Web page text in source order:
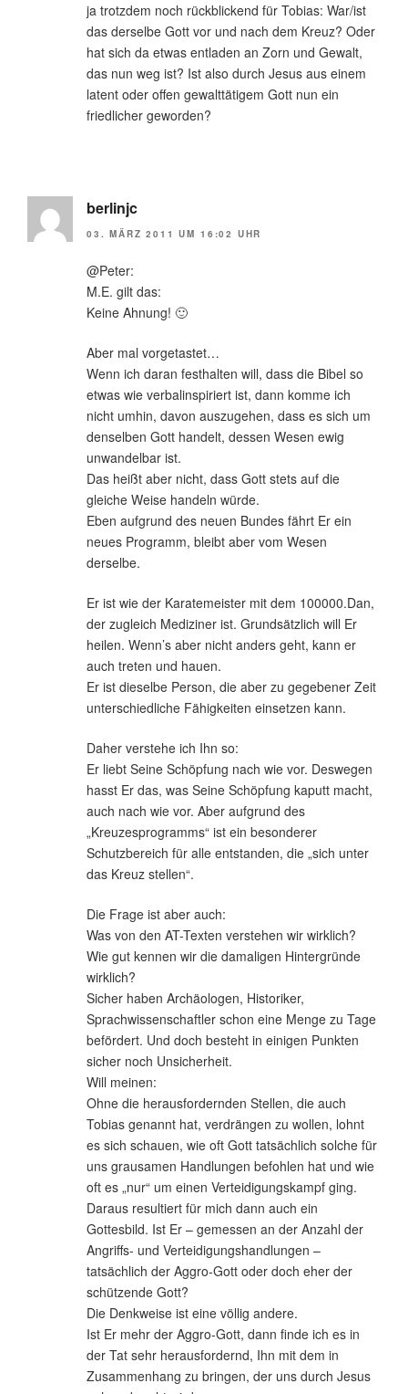
ja trotzdem noch rückblickend für Tobias: War/ist
das derselbe Gott vor und nach dem Kreuz? Oder
hat sich da etwas entladen an Zorn und Gewalt,
das nun weg ist? Ist also durch Jesus aus einem
latent oder offen gewalttätigem Gott nun ein
friedlicher geworden?
berlinjc
03. MÄRZ 2011 UM 16:02 UHR
@Peter:
M.E. gilt das:
Keine Ahnung! 🙂
Aber mal vorgetastet…
Wenn ich daran festhalten will, dass die Bibel so
etwas wie verbalinspiriert ist, dann komme ich
nicht umhin, davon auszugehen, dass es sich um
denselben Gott handelt, dessen Wesen ewig
unwandelbar ist.
Das heißt aber nicht, dass Gott stets auf die
gleiche Weise handeln würde.
Eben aufgrund des neuen Bundes fährt Er ein
neues Programm, bleibt aber vom Wesen
derselbe.
Er ist wie der Karatemeister mit dem 100000.Dan,
der zugleich Mediziner ist. Grundsätzlich will Er
heilen. Wenn’s aber nicht anders geht, kann er
auch treten und hauen.
Er ist dieselbe Person, die aber zu gegebener Zeit
unterschiedliche Fähigkeiten einsetzen kann.
Daher verstehe ich Ihn so:
Er liebt Seine Schöpfung nach wie vor. Deswegen
hasst Er das, was Seine Schöpfung kaputt macht,
auch nach wie vor. Aber aufgrund des
„Kreuzesprogramms“ ist ein besonderer
Schutzbereich für alle entstanden, die „sich unter
das Kreuz stellen“.
Die Frage ist aber auch:
Was von den AT-Texten verstehen wir wirklich?
Wie gut kennen wir die damaligen Hintergründe
wirklich?
Sicher haben Archäologen, Historiker,
Sprachwissenschaftler schon eine Menge zu Tage
befördert. Und doch besteht in einigen Punkten
sicher noch Unsicherheit.
Will meinen:
Ohne die herausfordernden Stellen, die auch
Tobias genannt hat, verdrängen zu wollen, lohnt
es sich schauen, wie oft Gott tatsächlich solche für
uns grausamen Handlungen befohlen hat und wie
oft es „nur“ um einen Verteidigungskampf ging.
Daraus resultiert für mich dann auch ein
Gottesbild. Ist Er – gemessen an der Anzahl der
Angriffs- und Verteidigungshandlungen –
tatsächlich der Aggro-Gott oder doch eher der
schützende Gott?
Die Denkweise ist eine völlig andere.
Ist Er mehr der Aggro-Gott, dann finde ich es in
der Tat sehr herausfordernd, Ihn mit dem in
Zusammenhang zu bringen, der uns durch Jesus